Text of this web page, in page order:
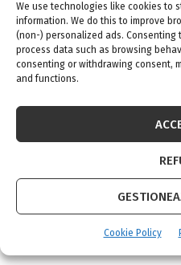
We use technologies like cookies to
information. We do this to improve
(non-) personalized ads.
process data such as browsing
consenting or withdrawing consent,
and functions.
Cookie Policy
ARTICOLE RECENTE
Confort termic
climatizare de
7 august 2026
Top 5 meserii